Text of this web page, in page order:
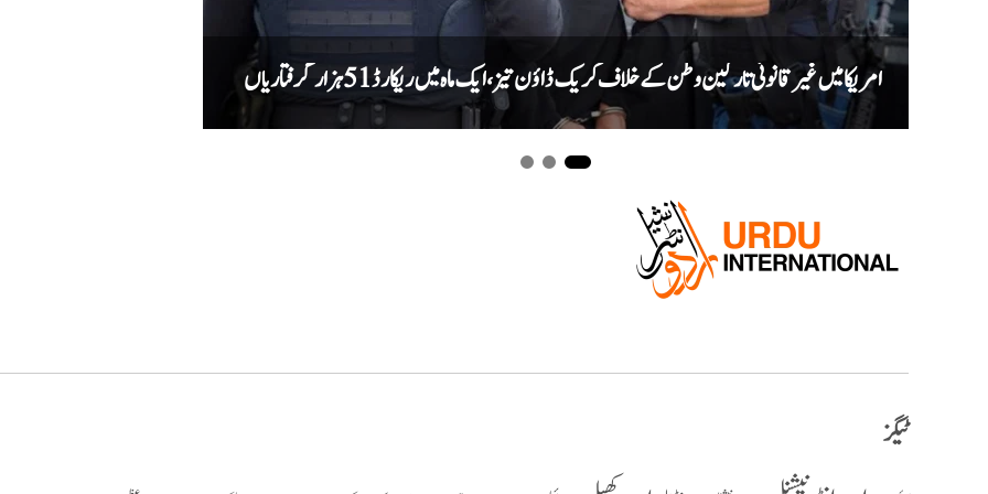
امریکا میں غیر قانونی تارکین وطن کے خلاف کریک ڈاؤن تیز، ایک ماہ میں ریکارڈ 51 ہزار گرفتاریاں
ٹیگز